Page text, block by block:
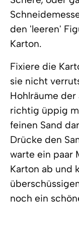
den 'leeren'
Karton.
Fixiere die
sie nicht
Hohlräume
richtig üppig
feinen Sand
Drücke den
warte ein paar
Karton ab und
noch ein